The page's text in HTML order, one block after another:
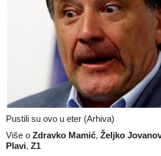
Pustili su ovo u eter (Arhiva)
Više o Zdravko Mamić, Željko
Plavi, Z1